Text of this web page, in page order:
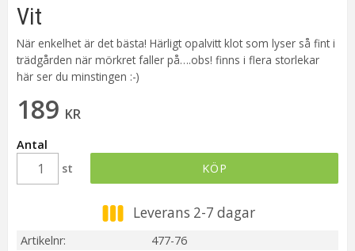
Vit
När enkelhet är det bästa! Härligt opalvitt klot som lyser så fint i
trädgården när mörkret faller på….obs! finns i flera storlekar
här ser du minstingen :-)
189 KR
Antal
st
KÖP
Leverans 2-7 dagar
Artikelnr
477-76